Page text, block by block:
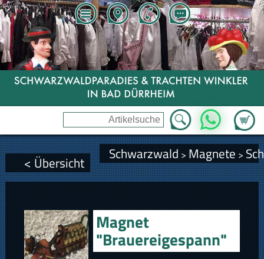
Zum
WhatsApp
< Übersicht Schwarzwald > Magnete >
Magnet
"Brauereigespann"